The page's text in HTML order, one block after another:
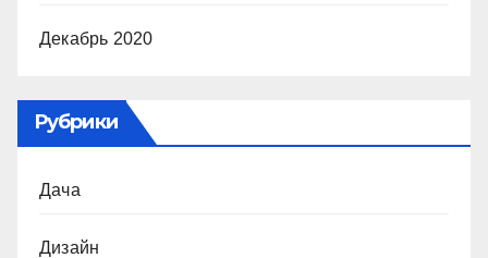
Декабрь 2020
Рубрики
Дача
Дизайн